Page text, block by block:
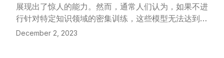
展现出了惊人的能力。然而，通常人们认为，如果不进
行针对特定知识领域的密集训练，这些模型无法达到专
家级别的能力。例如，目前大多数在医学能力基准上的
December 2, 2023